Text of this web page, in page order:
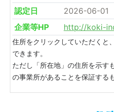
認定日
2026-06-01
企業等HP
http://koki-
住所をクリックしていただくと
できます。
ただし「所在地」の住所を示す
の事業所があることを保証する